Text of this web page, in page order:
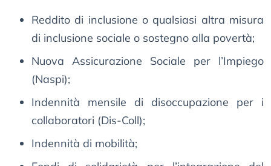
Reddito di inclusione o qualsiasi altra misura
di inclusione sociale o sostegno alla povertà;
Nuova Assicurazione Sociale per l’Impiego
(Naspi);
Indennità mensile di disoccupazione per i
collaboratori (Dis-Coll);
Indennità di mobilità;